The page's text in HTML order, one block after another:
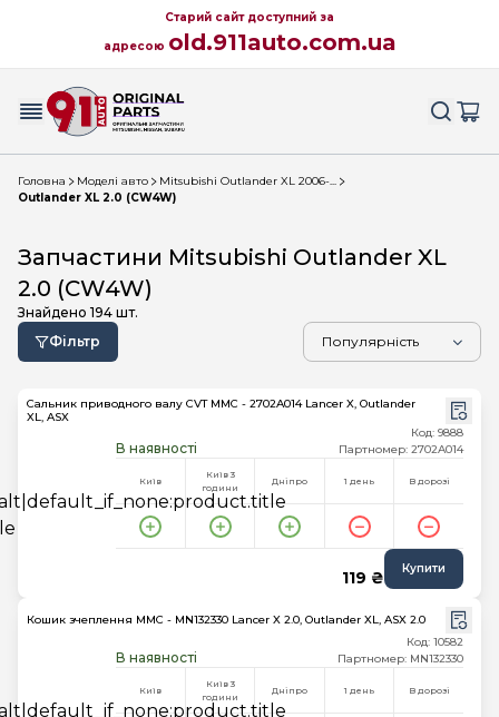
Старий сайт доступний за
адресою old.911auto.com.ua
Головна Моделі авто
Mitsubishi Outlander XL 2006-...
Outlander XL 2.0 (CW4W)
Запчастини Mitsubishi Outlander XL
2.0 (CW4W)
Знайдено 194 шт.
Фільтр
Сальник приводного валу CVT MMC - 2702A014 Lancer X, Outlander
XL, ASX
В наявності
Код: 9888
Партномер: 2702A014
Київ
Київ 3
години
Дніпро 1 день В дорозі
119 ₴ Купити
Кошик зчеплення MMC - MN132330 Lancer X 2.0, Outlander XL, ASX 2.0
В наявності
Код: 10582
Партномер: MN132330
Київ
Київ 3
години
Дніпро 1 день В дорозі